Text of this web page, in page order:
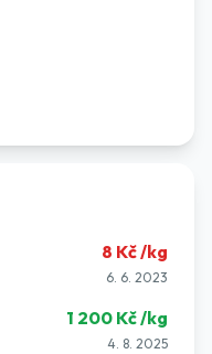
8 Kč /kg
6. 6. 2023
1 200 Kč /kg
4. 8. 2025